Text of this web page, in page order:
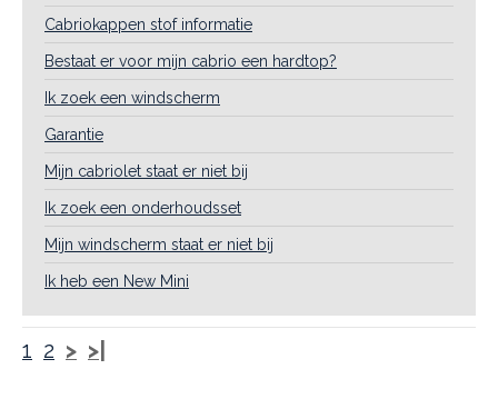
Cabriokappen stof informatie
Bestaat er voor mijn cabrio een hardtop?
Ik zoek een windscherm
Garantie
Mijn cabriolet staat er niet bij
Ik zoek een onderhoudsset
Mijn windscherm staat er niet bij
Ik heb een New Mini
1 2 > >|